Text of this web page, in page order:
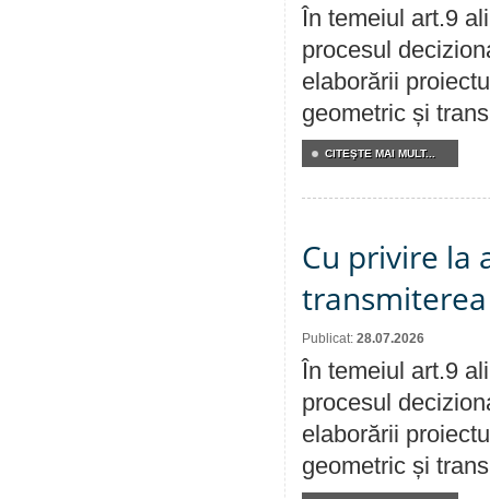
În temeiul art.9
procesul
elaborării
geometric și
CITEŞTE MAI MULT...
Cu privire la
Publicat: 28.07.2026
În temeiul art.9
procesul
elaborării
geometric și